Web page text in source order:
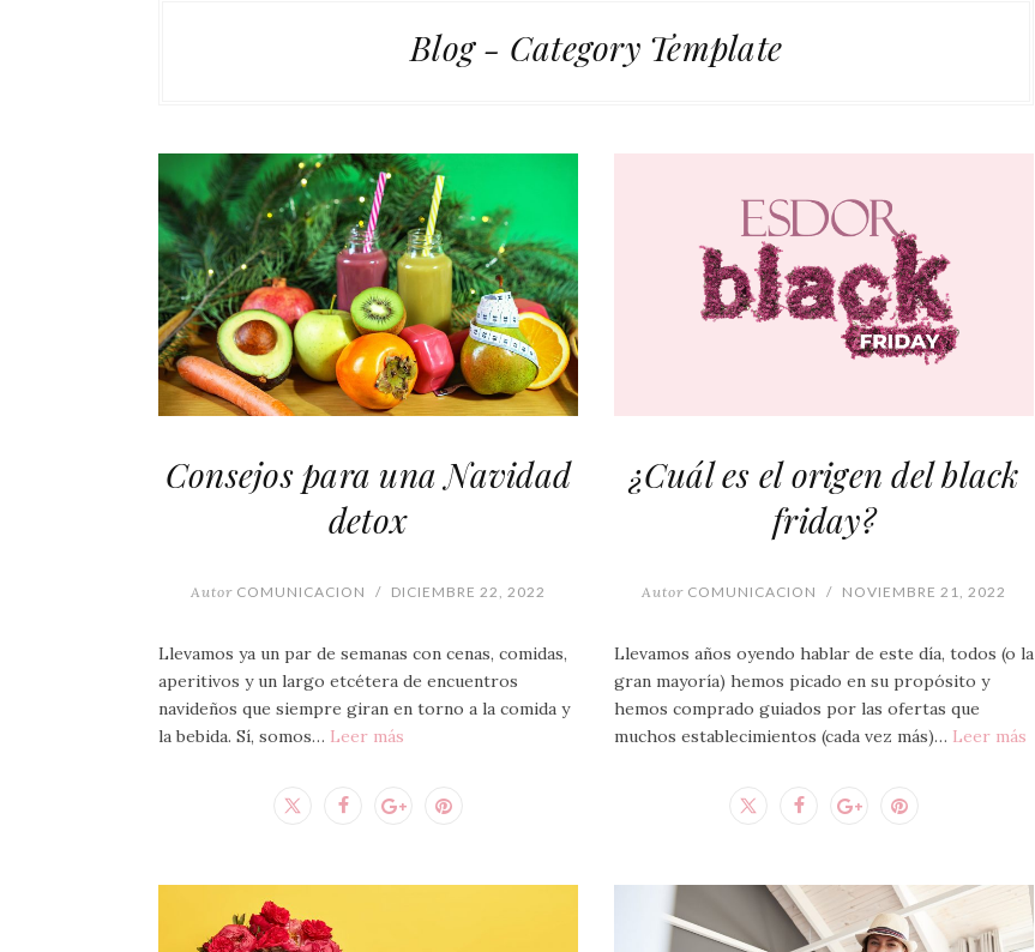
Blog - Category Template
Consejos para una Navidad
detox
Autor COMUNICACION / DICIEMBRE 22, 2022
Llevamos ya un par de semanas con cenas, comidas,
aperitivos y un largo etcétera de encuentros
navideños que siempre giran en torno a la comida y
la bebida. Sí, somos… Leer más
¿Cuál es el origen del black
friday?
Autor COMUNICACION / NOVIEMBRE 21, 2022
Llevamos años oyendo hablar de este día, todos (o la
gran mayoría) hemos picado en su propósito y
hemos comprado guiados por las ofertas que
muchos establecimientos (cada vez más)… Leer más